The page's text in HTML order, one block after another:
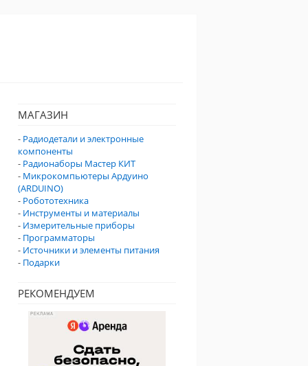
МАГАЗИН
- Радиодетали и электронные
компоненты
- Радионаборы Мастер КИТ
- Микрокомпьютеры Ардуино
(ARDUINO)
- Робототехника
- Инструменты и материалы
- Измерительные приборы
- Программаторы
- Источники и элементы питания
- Подарки
РЕКОМЕНДУЕМ